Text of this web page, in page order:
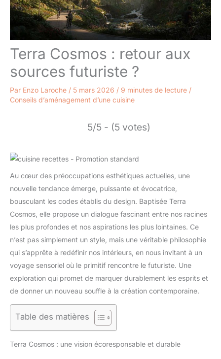
Terra Cosmos : retour aux
sources futuriste ?
Par Enzo Laroche / 5 mars 2026 / 9 minutes de lecture /
Conseils d’aménagement d’une cuisine
5/5 - (5 votes)
Au cœur des préoccupations esthétiques actuelles, une
nouvelle tendance émerge, puissante et évocatrice,
bousculant les codes établis du design. Baptisée Terra
Cosmos, elle propose un dialogue fascinant entre nos racines
les plus profondes et nos aspirations les plus lointaines. Ce
n’est pas simplement un style, mais une véritable philosophie
qui s’apprête à redéfinir nos intérieurs, en nous invitant à un
voyage sensoriel où le primitif rencontre le futuriste. Une
exploration qui promet de marquer durablement les esprits et
de donner un nouveau souffle à la création contemporaine.
Table des matières
Terra Cosmos : une vision écoresponsable et durable